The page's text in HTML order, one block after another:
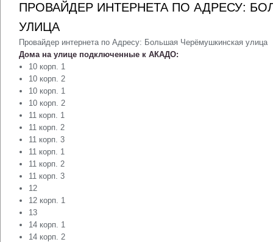
ПРОВАЙДЕР ИНТЕРНЕТА ПО АДРЕСУ:
УЛИЦА
Провайдер интернета по Адресу: Большая Черёмушкинская улица
Дома на улице подключенные к АКАДО:
10 корп. 1
10 корп. 2
10 корп. 1
10 корп. 2
11 корп. 1
11 корп. 2
11 корп. 3
11 корп. 1
11 корп. 2
11 корп. 3
12
12 корп. 1
13
14 корп. 1
14 корп. 2